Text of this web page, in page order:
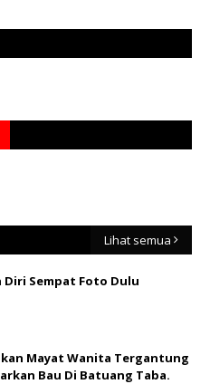
Lihat semua
Diri Sempat Foto Dulu
Mayat Wanita Tergantung
Bau Di Batuang Taba.